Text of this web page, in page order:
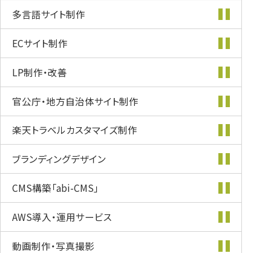
多言語サイト制作
ECサイト制作
LP制作・改善
官公庁・地方自治体サイト制作
楽天トラベルカスタマイズ制作
ブランディングデザイン
CMS構築「abi-CMS」
AWS導入・運用サービス
動画制作・写真撮影